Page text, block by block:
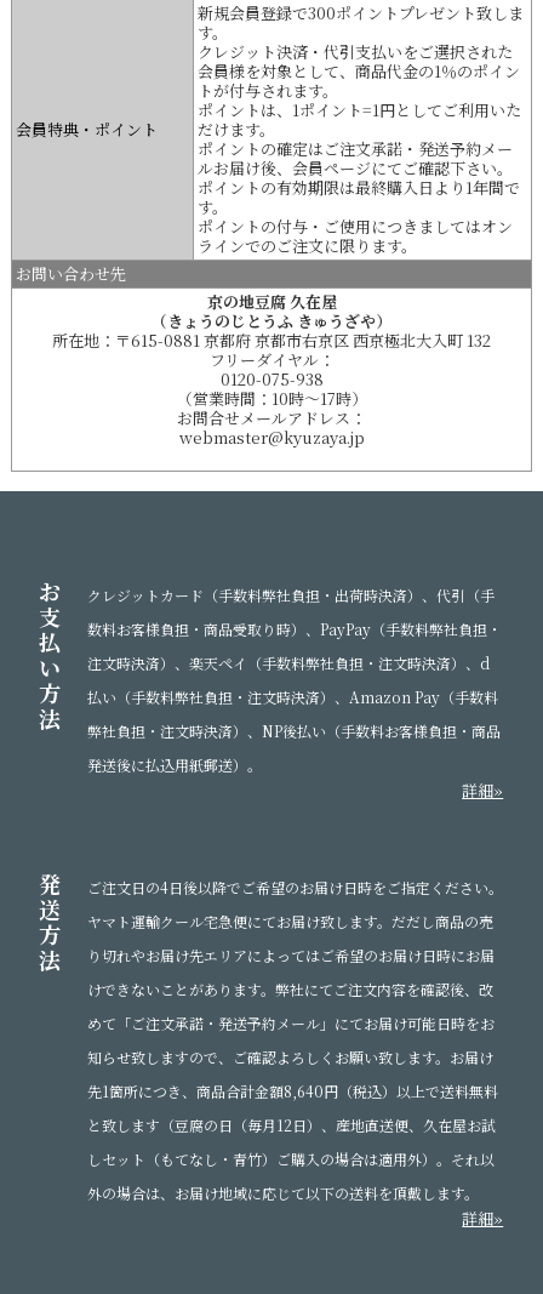
会員特典・ポイント
新規会員登録で300ポイントプレゼント致しま
す。
クレジット決済・代引支払いをご選択された
会員様を対象として、商品代金の1％のポイン
トが付与されます。
ポイントは、1ポイント=1円としてご利用いた
だけます。
ポイントの確定はご注文承諾・発送予約メー
ルお届け後、会員ページにてご確認下さい。
ポイントの有効期限は最終購入日より1年間で
す。
ポイントの付与・ご使用につきましてはオン
ラインでのご注文に限ります。
お問い合わせ先
京の地豆腐 久在屋
（きょうのじとうふ きゅうざや）
所在地：〒615-0881 京都府 京都市右京区 西京極北大入町 132
フリーダイヤル：
0120-075-938
（営業時間：10時～17時）
お問合せメールアドレス：
webmaster@kyuzaya.jp
京都のおいしい豆腐（おとうふ）お取り寄せ・京都のおいしい豆腐（おとうふ）ギフト・京都の
お
支
払
い
方
法
クレジットカード（手数料弊社負担・出荷時決済）、代引（手
数料お客様負担・商品受取り時）、PayPay（手数料弊社負担・
注文時決済）、楽天ペイ（手数料弊社負担・注文時決済）、d
払い（手数料弊社負担・注文時決済）、Amazon Pay（手数料
弊社負担・注文時決済）、NP後払い（手数料お客様負担・商品
発送後に払込用紙郵送）。
詳細»
発
送
方
法
ご注文日の4日後以降でご希望のお届け日時をご指定ください。
ヤマト運輸クール宅急便にてお届け致します。だだし商品の売
り切れやお届け先エリアによってはご希望のお届け日時にお届
けできないことがあります。弊社にてご注文内容を確認後、改
めて「ご注文承諾・発送予約メール」にてお届け可能日時をお
知らせ致しますので、ご確認よろしくお願い致します。お届け
先1箇所につき、商品合計金額8,640円（税込）以上で送料無料
と致します（豆腐の日（毎月12日）、産地直送便、久在屋お試
しセット（もてなし・青竹）ご購入の場合は適用外）。それ以
外の場合は、お届け地域に応じて以下の送料を頂戴します。
詳細»